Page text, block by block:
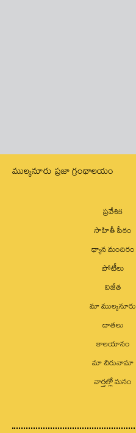
ముల్కనూరు ప్రజా గ్రంథాలయం
ప్రవేశిక
సాహితీ పీఠం
ధ్యాన మందిరం
పోటీలు
విజేత
మా ముల్కనూరు
దాతలు
కాలయానం
మా చిరునామా
వార్త‌ల్లో మ‌నం